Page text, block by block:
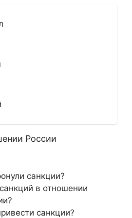
России
санкции?
в отношении
санкции?